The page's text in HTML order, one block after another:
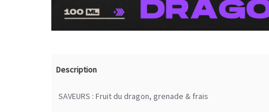
Description
SAVEURS : Fruit du dragon, grenade & frais